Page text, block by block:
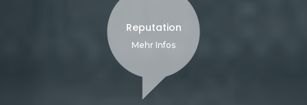
Reputation
Mehr Infos